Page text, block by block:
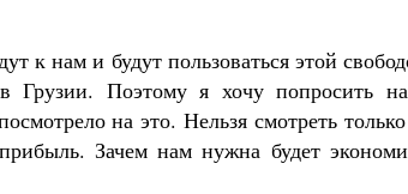
к нам и будут пользоваться этой
Грузии. Поэтому я хочу попросить
на это. Нельзя смотреть
Зачем нам нужна будет